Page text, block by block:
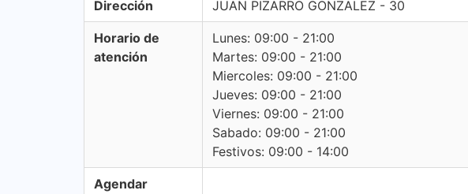
Dirección JUAN PIZARRO GONZALEZ - 30
Horario de
atención
Lunes: 09:00 - 21:00
Martes: 09:00 - 21:00
Miercoles: 09:00 - 21:00
Jueves: 09:00 - 21:00
Viernes: 09:00 - 21:00
Sabado: 09:00 - 21:00
Festivos: 09:00 - 14:00
Agendar